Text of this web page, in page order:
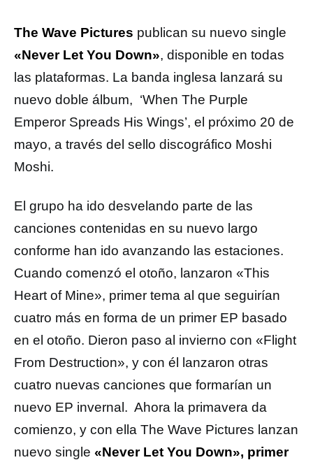
The Wave Pictures publican su nuevo single
«Never Let You Down», disponible en todas
las plataformas. La banda inglesa lanzará su
nuevo doble álbum, ‘When The Purple
Emperor Spreads His Wings’, el próximo 20 de
mayo, a través del sello discográfico Moshi
Moshi.
El grupo ha ido desvelando parte de las
canciones contenidas en su nuevo largo
conforme han ido avanzando las estaciones.
Cuando comenzó el otoño, lanzaron «This
Heart of Mine», primer tema al que seguirían
cuatro más en forma de un primer EP basado
en el otoño. Dieron paso al invierno con «Flight
From Destruction», y con él lanzaron otras
cuatro nuevas canciones que formarían un
nuevo EP invernal. Ahora la primavera da
comienzo, y con ella The Wave Pictures lanzan
nuevo single «Never Let You Down», primer